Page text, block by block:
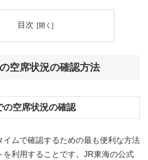
目次
空席状況の確認方法
の空席状況の確認
イムで確認するための最も便利な方法
を利用することです。JR東海の公式